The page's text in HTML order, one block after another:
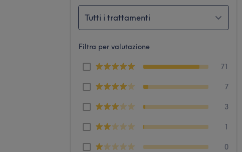
Tutti i trattamenti
Filtra per valutazione
71
7
3
1
0